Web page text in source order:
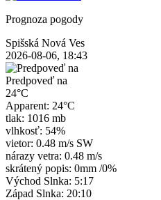
Prognoza pogody
Spišská Nová Ves
2026-08-06, 18:43
Predpoveď na
24°C
Apparent: 24°C
tlak: 1016 mb
vlhkosť: 54%
vietor: 0.48 m/s SW
nárazy vetra: 0.48 m/s
skrátený popis: 0mm /0%
Východ Slnka: 5:17
Západ Slnka: 20:10